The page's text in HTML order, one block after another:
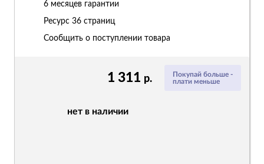
Покупай больше -
плати меньше
1 311 р.
нет в наличии
6 месяцев гарантии
Ресурс 36 страниц
Сообщить о поступлении товара